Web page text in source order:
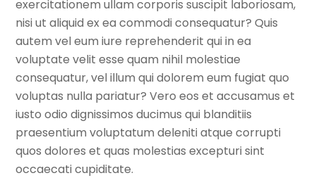
exercitationem ullam corporis suscipit laboriosam,
nisi ut aliquid ex ea commodi consequatur? Quis
autem vel eum iure reprehenderit qui in ea
voluptate velit esse quam nihil molestiae
consequatur, vel illum qui dolorem eum fugiat quo
voluptas nulla pariatur? Vero eos et accusamus et
iusto odio dignissimos ducimus qui blanditiis
praesentium voluptatum deleniti atque corrupti
quos dolores et quas molestias excepturi sint
occaecati cupiditate.